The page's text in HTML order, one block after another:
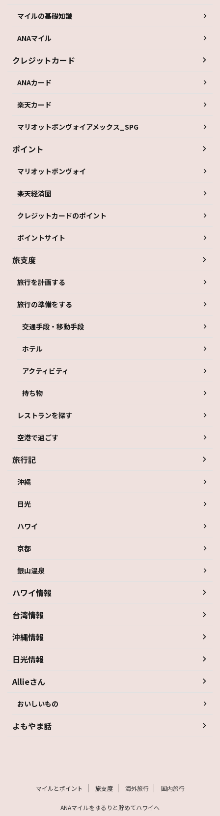
マイルの基礎知識
ANAマイル
クレジットカード
ANAカード
楽天カード
マリオットボンヴォイアメックス_SPG
ポイント
マリオットボンヴォイ
楽天経済圏
クレジットカードのポイント
ポイントサイト
旅支度
旅行を計画する
旅行の準備をする
交通手段・移動手段
ホテル
アクティビティ
持ち物
レストランを探す
空港で過ごす
旅行記
沖縄
日光
ハワイ
京都
銀山温泉
ハワイ情報
台湾情報
沖縄情報
日光情報
Allieさん
おいしいもの
よもやま話
マイルとポイント 旅支度 海外旅行 国内旅行
ANAマイルをゆるりと貯めてハワイへ